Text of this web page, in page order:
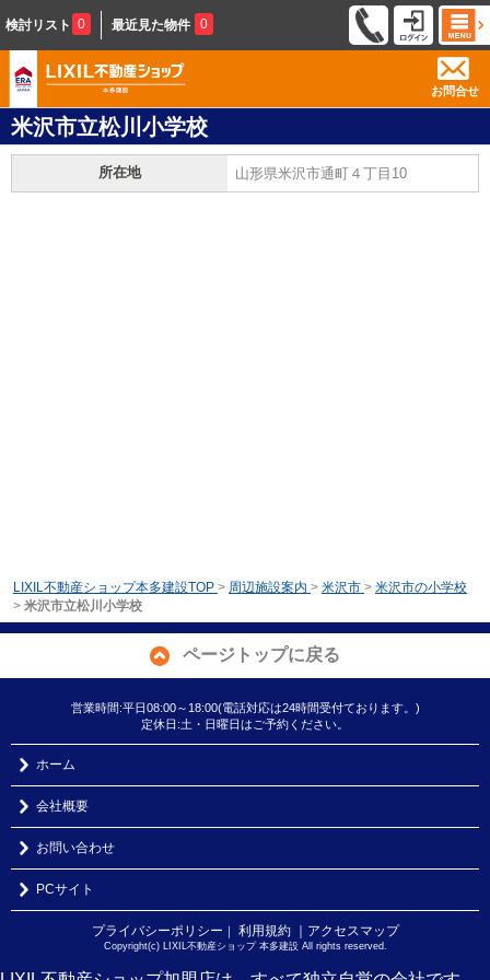
検討リスト 0 最近見た物件 0
お問合せ
米沢市立松川小学校
所在地 山形県米沢市通町４丁目10
LIXIL不動産ショップ本多建設TOP > 周辺施設案内 > 米沢市 > 米沢市の小学校
> 米沢市立松川小学校
ページトップに戻る
営業時間:平日08:00～18:00(電話対応は24時間受付ております。)
定休日:土・日曜日はご予約ください。
ホーム
会社概要
お問い合わせ
PCサイト
プライバシーポリシー ｜ 利用規約 ｜アクセスマップ
Copyright(c) LIXIL不動産ショップ 本多建設 All rights reserved.